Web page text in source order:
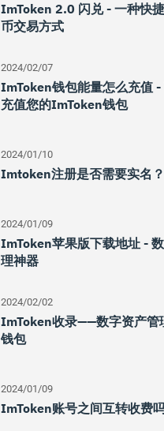
ImToken 2.0 闪兑 - 一种快
币交易方式
2024/02/07
ImToken钱包能量怎么充值 -
充值您的imToken钱包
2024/01/10
Imtoken注册是否需要实名
2024/01/09
ImToken苹果版下载地址 -
理神器
2024/02/02
ImToken收录——数字资产管
钱包
2024/01/09
ImToken账号之间互转收费